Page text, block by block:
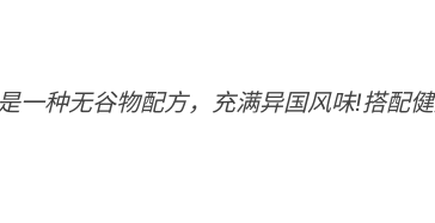
一种无谷物配方，充满异国风味!搭配健